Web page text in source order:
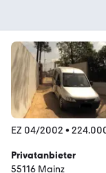
EZ 04/2002 •
Privatanbieter
55116 Mainz